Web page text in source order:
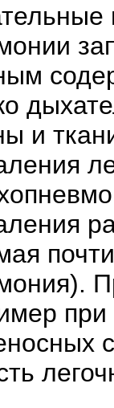
и
при